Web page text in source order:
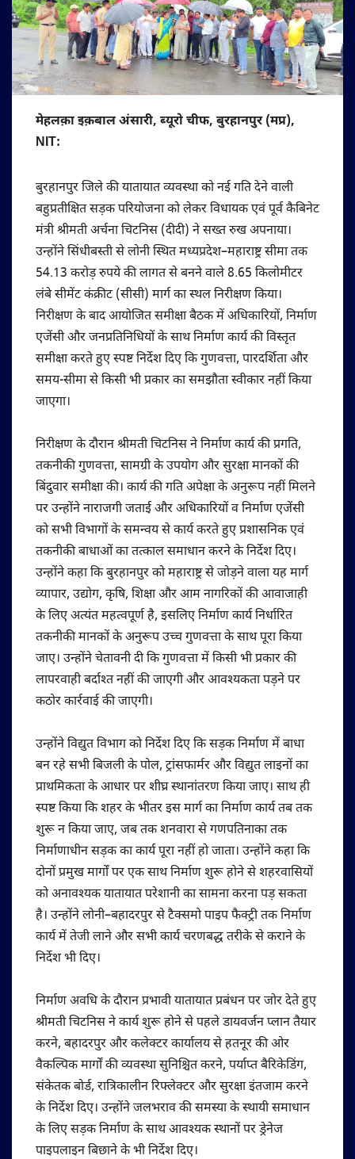
मेहलक़ा इक़बाल अंसारी, ब्यूरो चीफ, बुरहानपुर (मप्र),
NIT:
बुरहानपुर जिले की यातायात व्यवस्था को नई गति देने वाली
बहुप्रतीक्षित सड़क परियोजना को लेकर विधायक एवं पूर्व कैबिनेट
मंत्री श्रीमती अर्चना चिटनिस (दीदी) ने सख्त रुख अपनाया।
उन्होंने सिंधीबस्ती से लोनी स्थित मध्यप्रदेश–महाराष्ट्र सीमा तक
54.13 करोड़ रुपये की लागत से बनने वाले 8.65 किलोमीटर
लंबे सीमेंट कंक्रीट (सीसी) मार्ग का स्थल निरीक्षण किया।
निरीक्षण के बाद आयोजित समीक्षा बैठक में अधिकारियों, निर्माण
एजेंसी और जनप्रतिनिधियों के साथ निर्माण कार्य की विस्तृत
समीक्षा करते हुए स्पष्ट निर्देश दिए कि गुणवत्ता, पारदर्शिता और
समय-सीमा से किसी भी प्रकार का समझौता स्वीकार नहीं किया
जाएगा।
निरीक्षण के दौरान श्रीमती चिटनिस ने निर्माण कार्य की प्रगति,
तकनीकी गुणवत्ता, सामग्री के उपयोग और सुरक्षा मानकों की
बिंदुवार समीक्षा की। कार्य की गति अपेक्षा के अनुरूप नहीं मिलने
पर उन्होंने नाराजगी जताई और अधिकारियों व निर्माण एजेंसी
को सभी विभागों के समन्वय से कार्य करते हुए प्रशासनिक एवं
तकनीकी बाधाओं का तत्काल समाधान करने के निर्देश दिए।
उन्होंने कहा कि बुरहानपुर को महाराष्ट्र से जोड़ने वाला यह मार्ग
व्यापार, उद्योग, कृषि, शिक्षा और आम नागरिकों की आवाजाही
के लिए अत्यंत महत्वपूर्ण है, इसलिए निर्माण कार्य निर्धारित
तकनीकी मानकों के अनुरूप उच्च गुणवत्ता के साथ पूरा किया
जाए। उन्होंने चेतावनी दी कि गुणवत्ता में किसी भी प्रकार की
लापरवाही बर्दाश्त नहीं की जाएगी और आवश्यकता पड़ने पर
कठोर कार्रवाई की जाएगी।
उन्होंने विद्युत विभाग को निर्देश दिए कि सड़क निर्माण में बाधा
बन रहे सभी बिजली के पोल, ट्रांसफार्मर और विद्युत लाइनों का
प्राथमिकता के आधार पर शीघ्र स्थानांतरण किया जाए। साथ ही
स्पष्ट किया कि शहर के भीतर इस मार्ग का निर्माण कार्य तब तक
शुरू न किया जाए, जब तक शनवारा से गणपतिनाका तक
निर्माणाधीन सड़क का कार्य पूरा नहीं हो जाता। उन्होंने कहा कि
दोनों प्रमुख मार्गों पर एक साथ निर्माण शुरू होने से शहरवासियों
को अनावश्यक यातायात परेशानी का सामना करना पड़ सकता
है। उन्होंने लोनी–बहादरपुर से टैक्समो पाइप फैक्ट्री तक निर्माण
कार्य में तेजी लाने और सभी कार्य चरणबद्ध तरीके से कराने के
निर्देश भी दिए।
निर्माण अवधि के दौरान प्रभावी यातायात प्रबंधन पर जोर देते हुए
श्रीमती चिटनिस ने कार्य शुरू होने से पहले डायवर्जन प्लान तैयार
करने, बहादरपुर और कलेक्टर कार्यालय से हतनूर की ओर
वैकल्पिक मार्गों की व्यवस्था सुनिश्चित करने, पर्याप्त बैरिकेडिंग,
संकेतक बोर्ड, रात्रिकालीन रिफ्लेक्टर और सुरक्षा इंतजाम करने
के निर्देश दिए। उन्होंने जलभराव की समस्या के स्थायी समाधान
के लिए सड़क निर्माण के साथ आवश्यक स्थानों पर ड्रेनेज
पाइपलाइन बिछाने के भी निर्देश दिए।